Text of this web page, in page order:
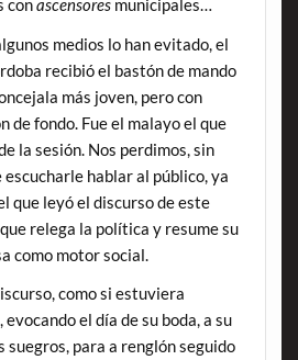
conascensores municipales…
medios lo han evitado, el
recibió el bastón de mando
más joven, pero con
de fondo. Fue el malayo el que
la sesión. Nos perdimos, sin
hablar al público, ya
que leyó el discurso de este
relega la política y resume su
como motor social.
como si estuviera
el día de su boda, a su
suegros, para a renglón seguido